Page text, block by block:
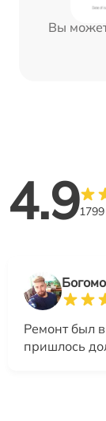
Вы
4.9
Ремонт был
пришлось